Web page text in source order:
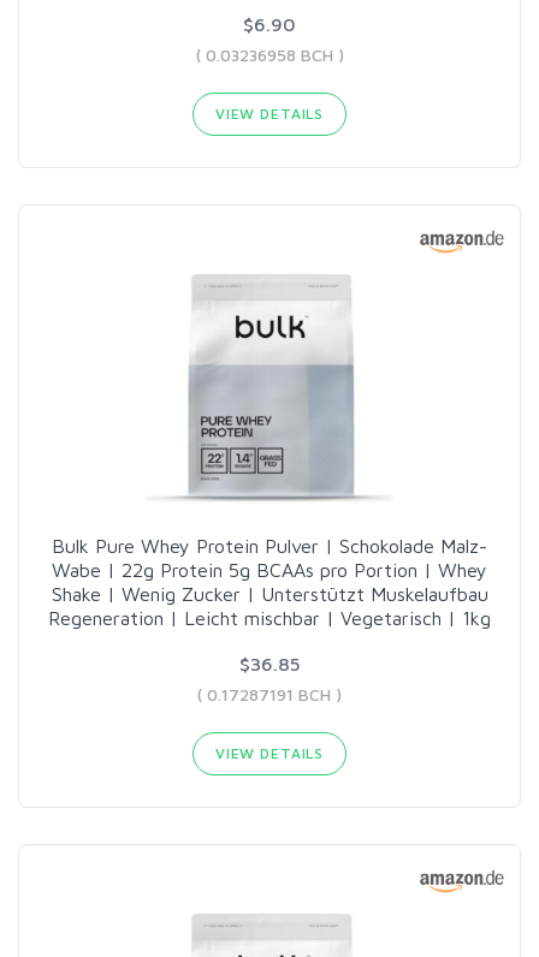
$6.90
( 0.03236958 BCH )
VIEW DETAILS
Bulk Pure Whey Protein Pulver | Schokolade Malz-
Wabe | 22g Protein 5g BCAAs pro Portion | Whey
Shake | Wenig Zucker | Unterstützt Muskelaufbau
Regeneration | Leicht mischbar | Vegetarisch | 1kg
$36.85
( 0.17287191 BCH )
VIEW DETAILS